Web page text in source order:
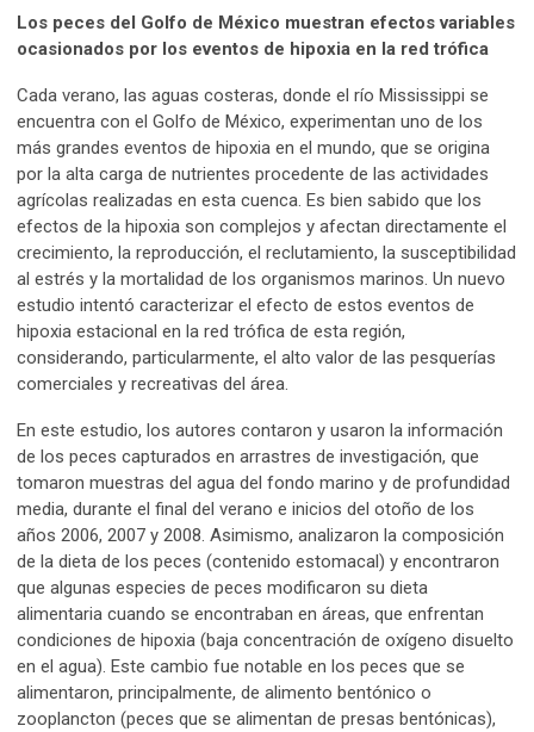
Los peces del Golfo de México muestran efectos variables
ocasionados por los eventos de hipoxia en la red trófica
Cada verano, las aguas costeras, donde el río Mississippi se
encuentra con el Golfo de México, experimentan uno de los
más grandes eventos de hipoxia en el mundo, que se origina
por la alta carga de nutrientes procedente de las actividades
agrícolas realizadas en esta cuenca. Es bien sabido que los
efectos de la hipoxia son complejos y afectan directamente el
crecimiento, la reproducción, el reclutamiento, la susceptibilidad
al estrés y la mortalidad de los organismos marinos. Un nuevo
estudio intentó caracterizar el efecto de estos eventos de
hipoxia estacional en la red trófica de esta región,
considerando, particularmente, el alto valor de las pesquerías
comerciales y recreativas del área.
En este estudio, los autores contaron y usaron la información
de los peces capturados en arrastres de investigación, que
tomaron muestras del agua del fondo marino y de profundidad
media, durante el final del verano e inicios del otoño de los
años 2006, 2007 y 2008. Asimismo, analizaron la composición
de la dieta de los peces (contenido estomacal) y encontraron
que algunas especies de peces modificaron su dieta
alimentaria cuando se encontraban en áreas, que enfrentan
condiciones de hipoxia (baja concentración de oxígeno disuelto
en el agua). Este cambio fue notable en los peces que se
alimentaron, principalmente, de alimento bentónico o
zooplancton (peces que se alimentan de presas bentónicas),